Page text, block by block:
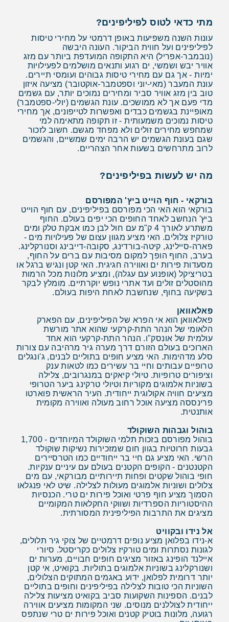
מתי כדאי לטוס לפיליפינים?
עונות השנה משפיעות באופן דרמטי על מחירי טיסות
לפיליפינים ועל חווית הביקור. העונה היבשה
(נובמבר-אפריל) היא התקופה המועדפת ביותר עם מזג
אוויר יבש ושמשי, ים רגוע ותנאים מושלמים לפעילויות
ימיות - אך גם עם מחירי טיסות גבוהים ועומסי תיירים.
עונת המעבר (מאי-יוני וספטמבר-אוקטובר) מציעה איזון
טוב בין מזג אוויר סביר ומחירים נמוכים יותר, עם גשמים
מדי פעם אך לא ממושכים. עונת הגשמים (יולי-ספטמבר)
מאופיינת בגשמים כבדים ואפשרות לטייפונים, אך מחירי
טיסות נמוכים משמעותית - זו תקופה מתאימה למי
שמחפש מחירים זולים ולא מפחד מגשם. חשוב לזכור
שגם בעונת הגשמים יש הרבה ימים שמשיים, והגשמים
לרוב מתרחשים בשעות אחר הצהריים.
מה יש לעשות בפיליפינים?
בורקאי - חוף הוייט ביץ' המפורסם
בורקאי הוא האי הכי מפורסם בפיליפינים, עם חוף הוייט
ביץ' הנחשב לאחד החופים הכי יפים בעולם. החוף
משתרע לאורך 4 ק"מ עם חול לבן כמו אבקת טלק ומים
טורקיז צלולים. האי מציע מגוון עצום של פעילויות מים -
פארה-סיילינג, קיטה-בורדינג, סקובה-דייבינג וסנורקלינג.
בערב, החוף הופך למקום מסיבות עם ברים על החוף,
מסעדות פירות ים ואווירה חגיגית. האי קטן ונגיש ברגל או
בטריציקל (אופנוע עם עגלה), ומציע מלונות מכל הרמות
מהוסטלים זולים ועד אתרי נופש יוקרתיים. מומלץ לבקר
בשקיעה בחוף, שנחשבת לאחת היפות בעולם.
פאלאוואן
פאלאוואן הוא אי הפרא של הפיליפינים, עם הפארק
הלאומי של הנהר התת-קרקעי שהוא אתר מורשת
עולמית של אונסק"ו. הנהר התת-קרקעי הוא אחד
הארוכים בעולם הזורם דרך מערה גיר מרהיבה עם צורות
סלע מדהימות. האי מציע חופים בתוליים לבנים, ג'ונגלים
טרופיים עבותים וחיי בר עשירים כמו לטאות ענק
וציפורים טרופיות. טיולי קיאקים במנגרובים, צלילה
בשוניות אלמוגים מקוריות וטיולי טרקינג ביער הטרופי
מציעים חוויה אקולוגית ייחודית. העיר הראשית פוארטו
פרינססה מציעה אוכל רחוב מעולה ואווירה מקומית
אותנטית.
בוהול וגבהות השוקולד
בוהול מפורסם בזכות תלמי השוקולד המיוחדים - 1,700
גבעות חרוטיות בגוון חום שמזכירות נשיקות שוקולד
הרשי. האי מציע גם חיי בר ייחודיים כמו הטרסיירים
הקטנטנים - הקופים הקטנים בעולם עם עיניים ענקיות.
חופי בוהול שקטים ופחות תיירותיים מבורקאי, עם מים
צלולים ושוניות אלמוגים מעולות לצלילה. שיט לאי פנגלאו
הסמוך מציע חוף פרטי ואוכל פירות ים טרי. הכנסיות
ההיסטוריות הספרדיות ושווקי החקלאות המקומיים
מציגים את התרבות הפיליפינית המסורתית.
אל נידו ובקוויט
א-נידו בפלואן מציע נופים דרמטיים של צוקי גיר תלולים,
לגונות נסתרות ומים טורקיז צלולים כקריסטל. סיורי
איילנד הופינג באזור מציגים חופים חבויים, מערות ים
ושנורקלינג בשוניות אלמוגים בתוליות. בקואיט, אי קטן
יותר דרומית לפלואן, ידוע באגמים המתוקים הצלולים,
השוניות הכי טובות לצלילה בפיליפינים וחופים בתוליים
לבנים. הספינות השקועות סביב בקואיט מציעות צלילה
ייחודית לצוללנים מנוסים. שני המקומות מציעים אווירה
רגועה, מלונות בוטיק קטנים ואוכל פירות ים טרי שנתפס